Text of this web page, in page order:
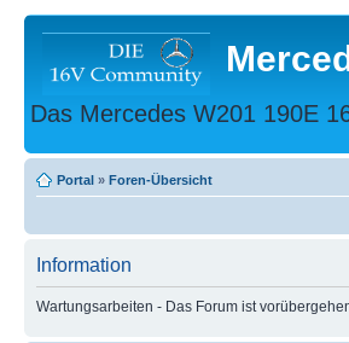
Das Mercedes W201 190E
Portal » Foren-Übersicht
Information
Wartungsarbeiten - Das Forum ist